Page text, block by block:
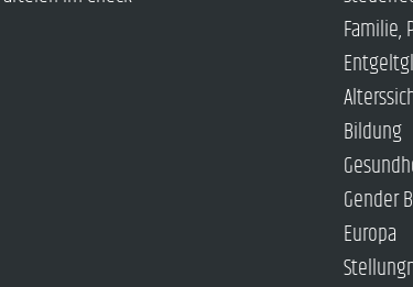
Familie,
Bildung
Gender
Europa